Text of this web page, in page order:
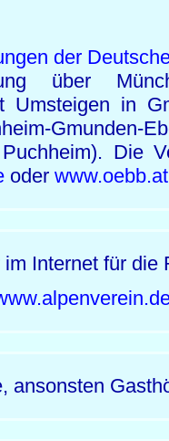
der
über
Umsteigen in
Gmunden-
Die
oder www.oebb.at
im Internet für
ansonsten